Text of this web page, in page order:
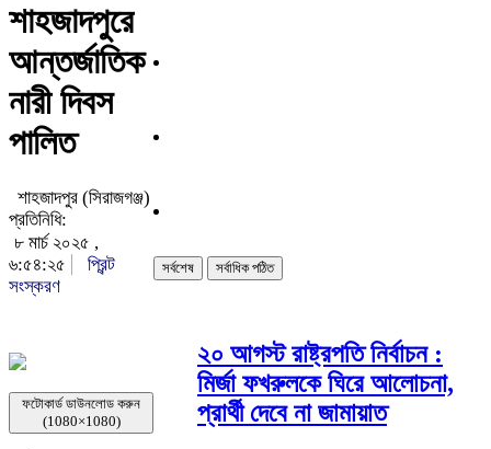
শাহজাদপুরে
আন্তর্জাতিক
নারী দিবস
পালিত
শাহজাদপুর (সিরাজগঞ্জ)
প্রতিনিধি:
৮ মার্চ ২০২৫ ,
৬:৫৪:২৫
প্রিন্ট
সংস্করণ
ফটোকার্ড ডাউনলোড করুন
(1080×1080)
সর্বশেষ সর্বাধিক পঠিত
২০ আগস্ট রাষ্ট্রপতি নির্বাচন :
মির্জা ফখরুলকে ঘিরে আলোচনা,
প্রার্থী দেবে না জামায়াত